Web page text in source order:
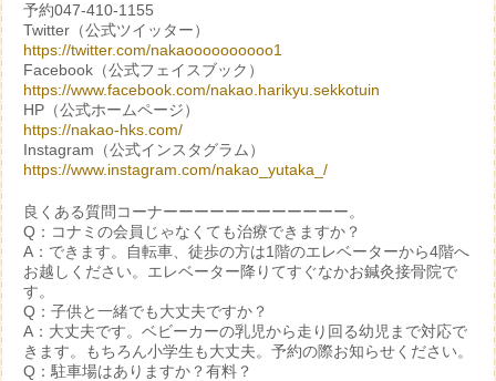
予約047-410-1155
Twitter（公式ツイッター）
https://twitter.com/nakaoooooooooo1
Facebook（公式フェイスブック）
https://www.facebook.com/nakao.harikyu.sekkotuin
HP（公式ホームページ）
https://nakao-hks.com/
Instagram（公式インスタグラム）
https://www.instagram.com/nakao_yutaka_/
良くある質問コーナーーーーーーーーーーーー。
Q：コナミの会員じゃなくても治療できますか？
A：できます。自転車、徒歩の方は1階のエレベーターから4階へ
お越しください。エレベーター降りてすぐなかお鍼灸接骨院で
す。
Q：子供と一緒でも大丈夫ですか？
A：大丈夫です。ベビーカーの乳児から走り回る幼児まで対応で
きます。もちろん小学生も大丈夫。予約の際お知らせください。
Q：駐車場はありますか？有料？